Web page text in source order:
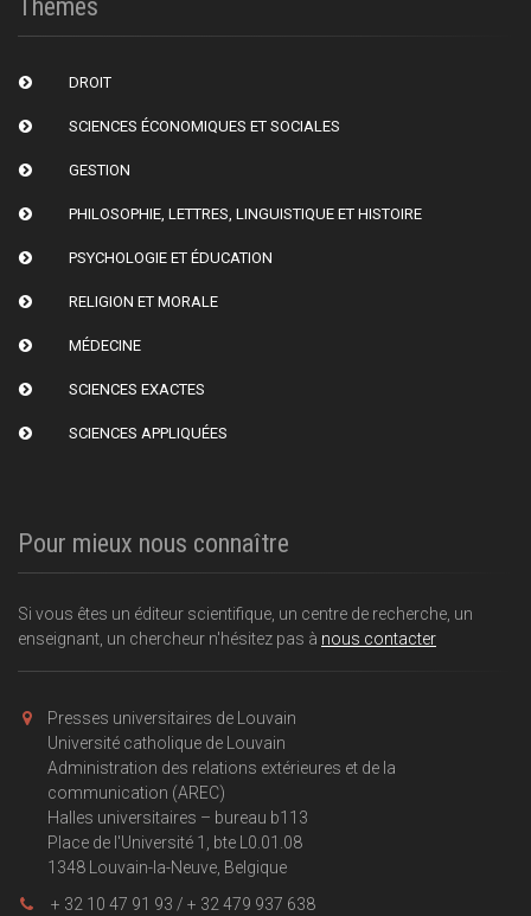
Thèmes
DROIT
SCIENCES ÉCONOMIQUES ET SOCIALES
GESTION
PHILOSOPHIE, LETTRES, LINGUISTIQUE ET HISTOIRE
PSYCHOLOGIE ET ÉDUCATION
RELIGION ET MORALE
MÉDECINE
SCIENCES EXACTES
SCIENCES APPLIQUÉES
Pour mieux nous connaître
Si vous êtes un éditeur scientifique, un centre de recherche, un
enseignant, un chercheur n'hésitez pas à nous contacter
Presses universitaires de Louvain
Université catholique de Louvain
Administration des relations extérieures et de la
communication (AREC)
Halles universitaires – bureau b113
Place de l'Université 1, bte L0.01.08
1348 Louvain-la-Neuve, Belgique
+ 32 10 47 91 93 / + 32 479 937 638